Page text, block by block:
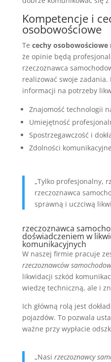
Kompetencje i
osobowościowe
Te cechy osobowościowe
że opinie będą
rzeczoznawca
realizować swoje
informacji na potrzeby
Znajomość technologii
Umiejętność
Spostrzegawczość i
Zdolności komunikacyjne
„Tylko profesjonalny,
rzeczoznawca
sprawną i uczciwą
rzeczoznawca
doświadczeniem w
komunikacyjnych
W naszej firmie pracuje
rzeczoznawców
likwidacji szkód
wiedzę techniczną, ale i
Ich główną rolą jest
pojazdów. To pozwala
ważne przy wypłacie
„Nasi rzeczoznawcy